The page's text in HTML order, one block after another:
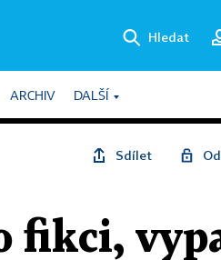
Hledat
ARCHIV DALŠÍ
Sdílet
fikci,